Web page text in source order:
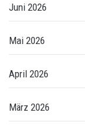
Juni 2026
Mai 2026
April 2026
März 2026